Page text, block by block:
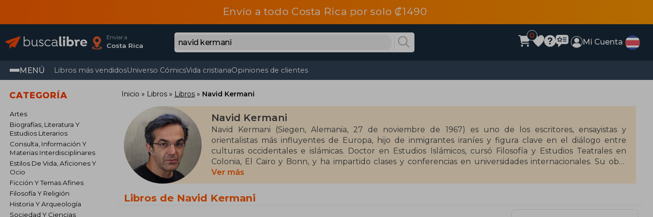
Envío a todo Costa Rica por solo ₡1490
Enviar a
Costa Rica
0
Mi Cuenta
MENÚ Libros más vendidosUniverso CómicsVida cristianaOpiniones de clientes
CATEGORÍA
Artes
Biografías, Literatura Y
Estudios Literarios
Consulta, Información Y
Materias Interdisciplinares
Estilos De Vida, Aficiones Y
Ocio
Ficción Y Temas Afines
Filosofía Y Religión
Historia Y Arqueología
Sociedad Y Ciencias
Inicio Libros Libros Navid Kermani
Navid Kermani
Navid Kermani (Siegen, Alemania, 27 de noviembre de 1967) es uno de los escritores, ensayistas y
orientalistas más influyentes de Europa, hijo de inmigrantes iraníes y figura clave en el diálogo entre
culturas occidentales e islámicas. Doctor en Estudios Islámicos, cursó Filosofía y Estudios Teatrales en
Colonia, El Cairo y Bonn, y ha impartido clases y conferencias en universidades internacionales. Su obra
explora con gran profundidad temas como el islam, la espiritualidad, la identidad europea y la convivencia
intercultural, siempre desde una óptica humanista, crítica y reflexiva. Colaborador habitual de medios
destacados como Die Zeit, Spiegel y Frankfurter Allgemeine Zeitung, reside actualmente en Colonia.
Galardonado con premios tan prestigiosos como el Premio de la Paz del Comercio Librero Alemán (2015), el
Ver más
Libros de Navid Kermani